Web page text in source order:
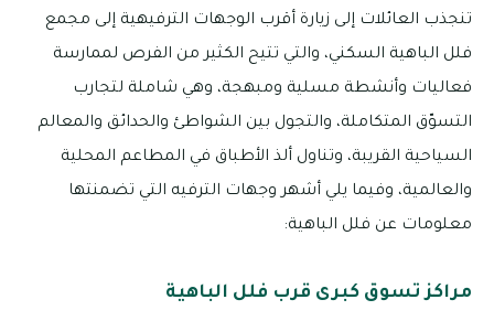
تنجذب العائلات إلى زيارة أقرب الوجهات الترفيهية إلى مجمع
فلل الباهية السكني، والتي تتيح الكثير من الفرص لممارسة
فعاليات وأنشطة مسلية ومبهجة، وهي شاملة لتجارب
التسوّق المتكاملة، والتجول بين الشواطئ والحدائق والمعالم
السياحية القريبة، وتناول ألذ الأطباق في المطاعم المحلية
والعالمية، وفيما يلي أشهر وجهات الترفيه التي تضمنتها
معلومات عن فلل الباهية:
مراكز تسوق كبرى قرب فلل الباهية